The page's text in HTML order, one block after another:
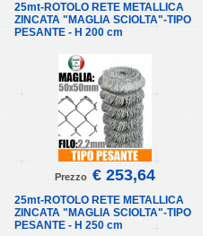
25mt-ROTOLO RETE METALLICA
ZINCATA "MAGLIA SCIOLTA"-TIPO
PESANTE - H 200 cm
Prezzo € 253,64
25mt-ROTOLO RETE METALLICA
ZINCATA "MAGLIA SCIOLTA"-TIPO
PESANTE - H 250 cm